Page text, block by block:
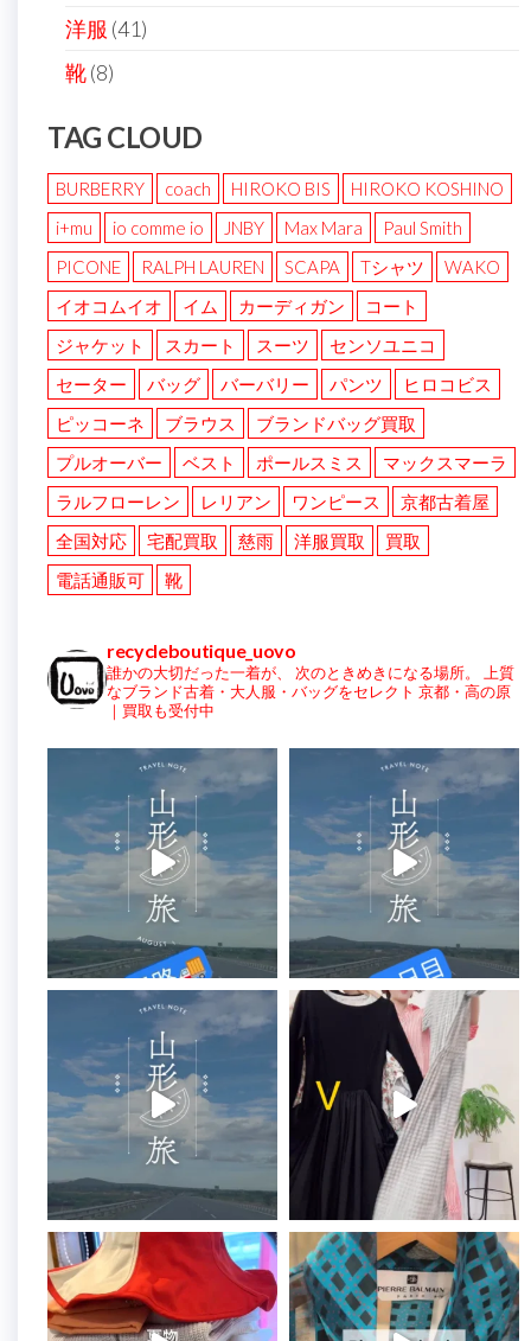
洋服 (41)
靴(8)
TAG CLOUD
BURBERRY coach HIROKO BIS
HIROKO KOSHINO
i+mu
io comme io JNBY Max Mara
Paul Smith
PICONE
RALPH LAUREN SCAPA Tシャツ
WAKO
イオコムイオ
イム カーディガン
コート
ジャケット
スカート スーツ
センソユニコ
セーター
バッグ バーバリー パンツ
ヒロコビス
ピッコーネ
ブラウス
ブランドバッグ買取
プルオーバー
ベスト ポールスミス
マックスマーラ
ラルフローレン
レリアン ワンピース
京都古着屋
全国対応
宅配買取 慈雨 洋服買取
買取
電話通販可
靴
recycleboutique_uovo
誰かの大切だった一着が、 次のときめきになる場所。
上質
なブランド古着・大人服・バッグをセレクト 京都・高の原
｜買取も受付中